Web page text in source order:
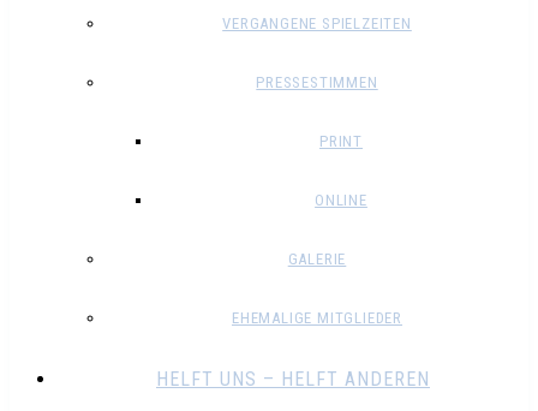
VERGANGENE SPIELZEITEN
PRESSESTIMMEN
PRINT
ONLINE
GALERIE
EHEMALIGE MITGLIEDER
HELFT UNS – HELFT ANDEREN